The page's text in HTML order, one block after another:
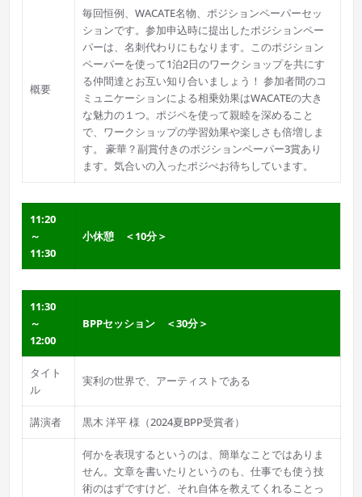
概要
毎回恒例、WACATE名物、ポジションペーパーセッ
ションです。参加申込時に提出したポジションペー
パーは、名刺代わりにもなります。このポジション
ペーパーを使って1泊2日のワークショップを共にす
る仲間達とお互い知り合いましょう！ 参加者間のコ
ミュニケーションによる相乗効果はWACATEの大き
な魅力の１つ。ポジペを使って親睦を深めること
で、ワークショップの学習効果や楽しさも倍増しま
す。 豪華？副賞付きのポジションペーパー3賞あり
ます。気合いの入ったポジぺお待ちしています。
11:20
～
11:30
小休憩 ＜10分＞
11:30
～
12:00
BPPセッション ＜30分＞
タイト
ル
実利の世界で、アーティストである
講演者 黒木 洋平 様（2024夏BPP受賞者）
何かを表現するというのは、簡単なことではありま
せん。文章を書いたりというのも、仕事でも使う技
術のはずですけど、それ自体を教えてくれることっ